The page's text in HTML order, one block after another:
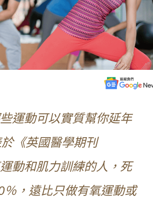
運動可以實質幫你延年
《英國醫學期刊
動和肌力訓練的人，死
，遠比只做有氧運動或